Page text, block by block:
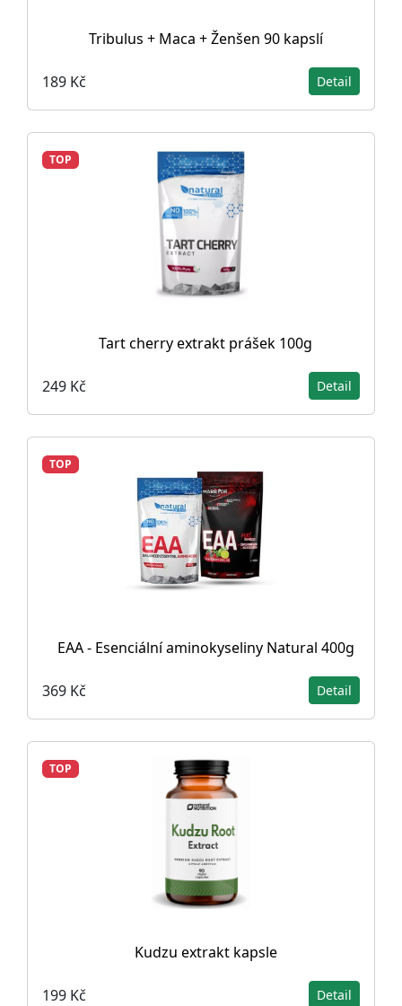
Tribulus + Maca + Ženšen 90 kapslí
189 Kč Detail
TOP
Tart cherry extrakt prášek 100g
249 Kč Detail
TOP
EAA - Esenciální aminokyseliny Natural 400g
369 Kč Detail
TOP
Kudzu extrakt kapsle
199 Kč Detail